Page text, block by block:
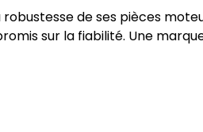
de ses pièces
sur la fiabilité. Une